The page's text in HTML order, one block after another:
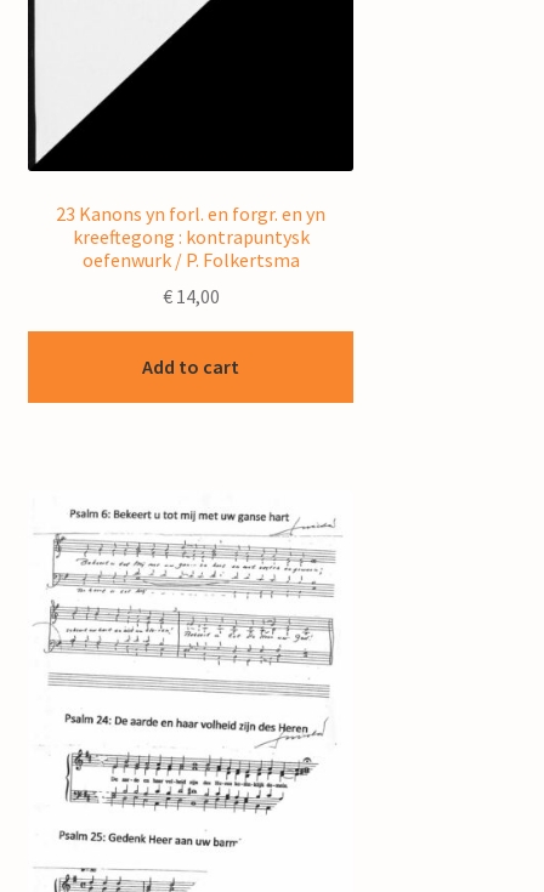
23 Kanons yn forl. en forgr. en yn
kreeftegong : kontrapuntysk
oefenwurk / P. Folkertsma
€14,00
Add to cart